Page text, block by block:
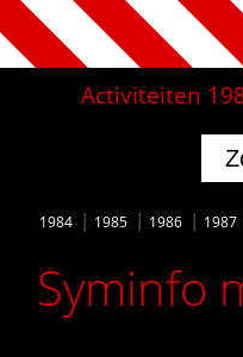
Activiteiten
1984 1985 1986 1987
Syminfo